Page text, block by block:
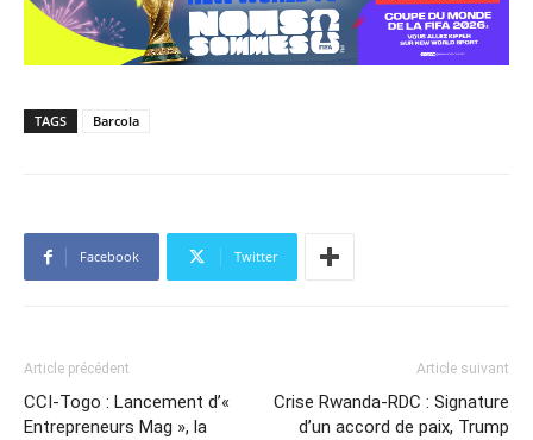
TAGS Barcola
Facebook Twitter
Article précédent
CCI-Togo : Lancement d’«
Entrepreneurs Mag », la
Article suivant
Crise Rwanda-RDC : Signature
d’un accord de paix, Trump